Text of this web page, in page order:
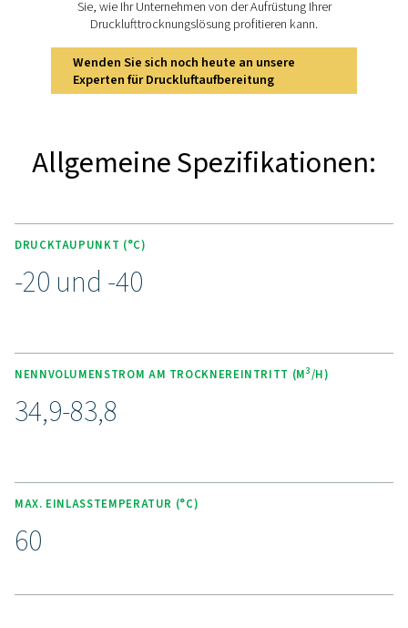
Der wärmelose Adsorptionstrockner PH 22–43 ist
Vielzahl von Funktionen ausgestattet, die
Zuverlässigkeit und einfache Installation und
gewährleisten. Für Energiemanagement und
Betriebskosten bietet die Baureihe einen optimierten
Steuerung optimiert die Leistung und Effizienz des
hält den Drucktaupunkt stabil und ermöglicht eine
hochwertige Sorptionsmittel des PH 22–43 bis
40.000 Stunden oder 5 Jahre Betriebszeit
Trockner ist außerdem mit zwei Vorfiltern (G- und C-
Schutz seines Betriebs und einem Staubfilter (S-
Beutelwechsel. Mit dem optionalen
flexible Installation gewährleistet.
Erleben Sie die Vorteile